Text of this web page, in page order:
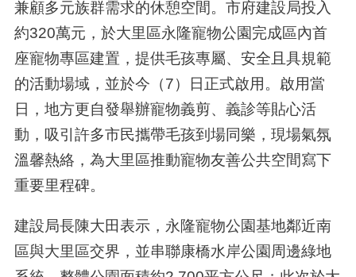
兼顧多元族群需求的休憩空間。市府建設局投入
約320萬元，於大里區永隆寵物公園完成區內首
座寵物專區建置，提供毛孩專屬、安全且具規範
的活動場域，並於今（7）日正式啟用。啟用當
日，地方更自發舉辦寵物義剪、義診等貼心活
動，吸引許多市民攜帶毛孩到場同樂，現場氣氛
溫馨熱絡，為大里區推動寵物友善公共空間寫下
重要里程碑。
建設局長陳大田表示，永隆寵物公園基地鄰近南
區與大里區交界，並串聯康橋水岸公園周邊綠地